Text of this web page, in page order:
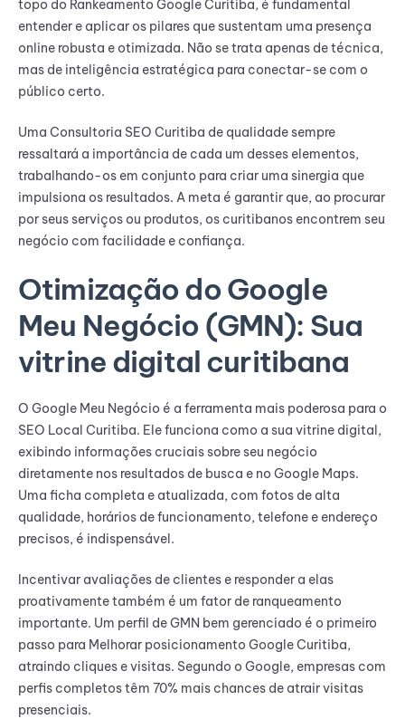
topo do Rankeamento Google Curitiba, é fundamental
entender e aplicar os pilares que sustentam uma presença
online robusta e otimizada. Não se trata apenas de técnica,
mas de inteligência estratégica para conectar-se com o
público certo.
Uma Consultoria SEO Curitiba de qualidade sempre
ressaltará a importância de cada um desses elementos,
trabalhando-os em conjunto para criar uma sinergia que
impulsiona os resultados. A meta é garantir que, ao procurar
por seus serviços ou produtos, os curitibanos encontrem seu
negócio com facilidade e confiança.
Otimização do Google
Meu Negócio (GMN): Sua
vitrine digital curitibana
O Google Meu Negócio é a ferramenta mais poderosa para o
SEO Local Curitiba. Ele funciona como a sua vitrine digital,
exibindo informações cruciais sobre seu negócio
diretamente nos resultados de busca e no Google Maps.
Uma ficha completa e atualizada, com fotos de alta
qualidade, horários de funcionamento, telefone e endereço
precisos, é indispensável.
Incentivar avaliações de clientes e responder a elas
proativamente também é um fator de ranqueamento
importante. Um perfil de GMN bem gerenciado é o primeiro
passo para Melhorar posicionamento Google Curitiba,
atraindo cliques e visitas. Segundo o Google, empresas com
perfis completos têm 70% mais chances de atrair visitas
presenciais.